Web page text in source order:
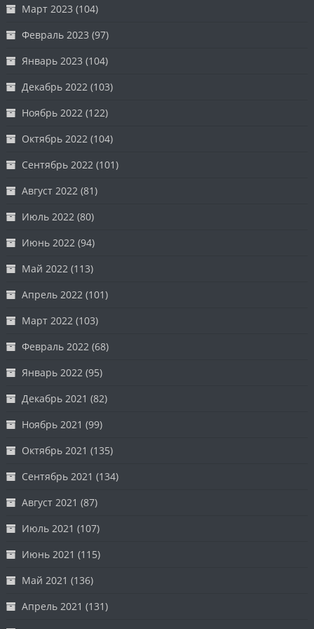
Март 2023 (104)
Февраль 2023 (97)
Январь 2023 (104)
Декабрь 2022 (103)
Ноябрь 2022 (122)
Октябрь 2022 (104)
Сентябрь 2022 (101)
Август 2022 (81)
Июль 2022 (80)
Июнь 2022 (94)
Май 2022 (113)
Апрель 2022 (101)
Март 2022 (103)
Февраль 2022 (68)
Январь 2022 (95)
Декабрь 2021 (82)
Ноябрь 2021 (99)
Октябрь 2021 (135)
Сентябрь 2021 (134)
Август 2021 (87)
Июль 2021 (107)
Июнь 2021 (115)
Май 2021 (136)
Апрель 2021 (131)